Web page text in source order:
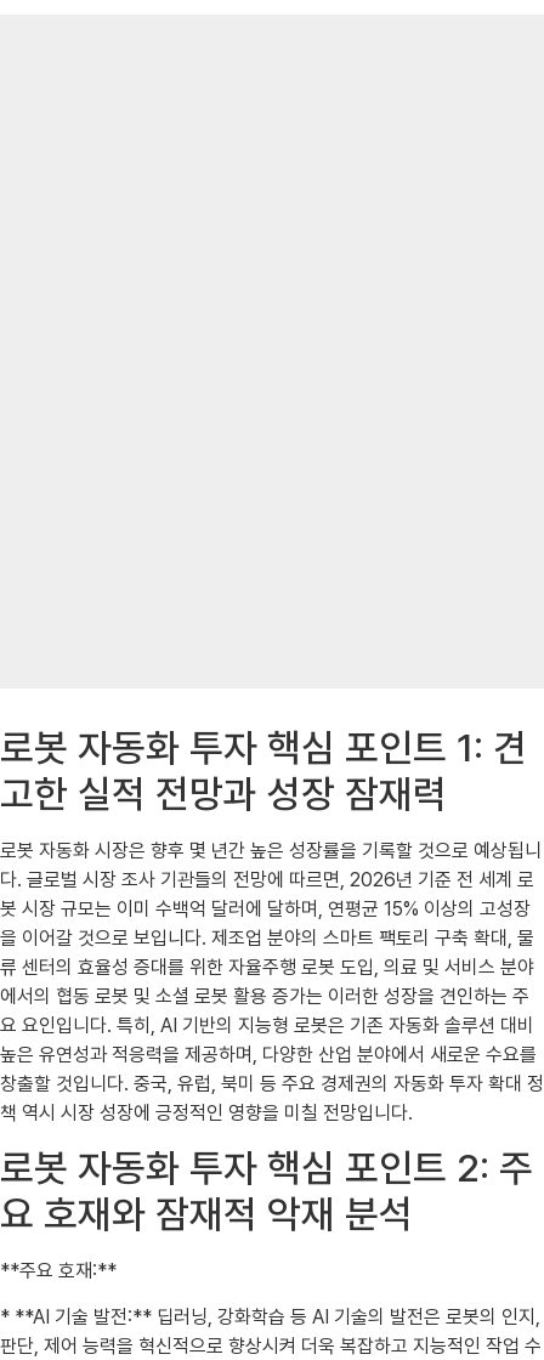
로봇 자동화 투자 핵심 포인트 1: 견
고한 실적 전망과 성장 잠재력
로봇 자동화 시장은 향후 몇 년간 높은 성장률을 기록할 것으로 예상됩니
다. 글로벌 시장 조사 기관들의 전망에 따르면, 2026년 기준 전 세계 로
봇 시장 규모는 이미 수백억 달러에 달하며, 연평균 15% 이상의 고성장
을 이어갈 것으로 보입니다. 제조업 분야의 스마트 팩토리 구축 확대, 물
류 센터의 효율성 증대를 위한 자율주행 로봇 도입, 의료 및 서비스 분야
에서의 협동 로봇 및 소셜 로봇 활용 증가는 이러한 성장을 견인하는 주
요 요인입니다. 특히, AI 기반의 지능형 로봇은 기존 자동화 솔루션 대비
높은 유연성과 적응력을 제공하며, 다양한 산업 분야에서 새로운 수요를
창출할 것입니다. 중국, 유럽, 북미 등 주요 경제권의 자동화 투자 확대 정
책 역시 시장 성장에 긍정적인 영향을 미칠 전망입니다.
로봇 자동화 투자 핵심 포인트 2: 주
요 호재와 잠재적 악재 분석
**주요 호재:**
* **AI 기술 발전:** 딥러닝, 강화학습 등 AI 기술의 발전은 로봇의 인지,
판단, 제어 능력을 혁신적으로 향상시켜 더욱 복잡하고 지능적인 작업 수